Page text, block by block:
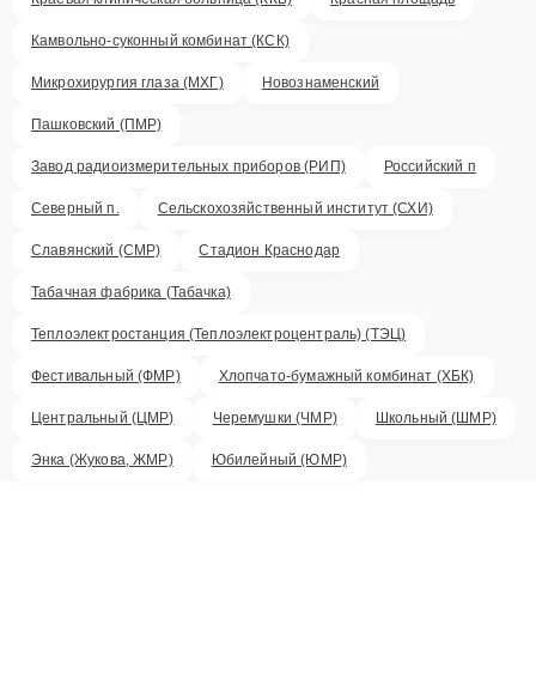
Камвольно-суконный комбинат (КСК)
Микрохирургия глаза (МХГ) Новознаменский
Пашковский (ПМР)
Завод радиоизмерительных приборов (РИП) Российский п
Северный п. Сельскохозяйственный институт (СХИ)
Славянский (СМР) Стадион Краснодар
Табачная фабрика (Табачка)
Теплоэлектростанция (Теплоэлектроцентраль) (ТЭЦ)
Фестивальный (ФМР) Хлопчато-бумажный комбинат (ХБК)
Центральный (ЦМР) Черемушки (ЧМР) Школьный (ШМР)
Энка (Жукова, ЖМР) Юбилейный (ЮМР)